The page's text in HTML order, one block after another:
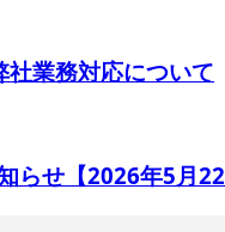
業務対応について
らせ【2026年5月22